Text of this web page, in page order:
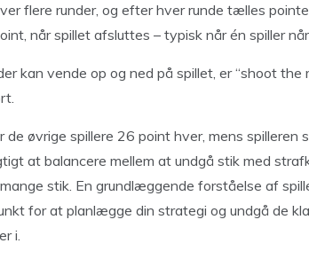
flere runder, og efter hver runde tælles
når spillet afsluttes – typisk når én spiller
kan vende op og ned på spillet, er “shoot the
de øvrige spillere 26 point hver, mens spilleren
at balancere mellem at undgå stik med
stik. En grundlæggende forståelse af
for at planlægge din strategi og undgå de
i.